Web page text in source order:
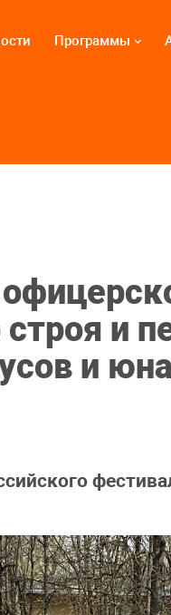
Программы
и
и